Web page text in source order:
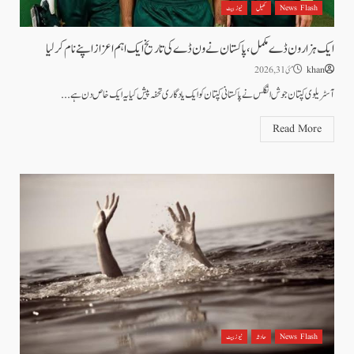
News Flash کھیل نیوز بیٹ
ایک ہزار ون ڈے مکمل،پاکستان نے ون ڈے کی تاریخ ایک اہم اعزاز اپنے نام کر لیا
khan مئی 31, 2026
آسٹریلوی کپتان جوش انگلس نے پاکستانی کپتان کو ایک یادگاری تحفہ پیش کیایہ ایک خاص دن ہے...
Read More
News Flash حادثہ نیوز بیٹ